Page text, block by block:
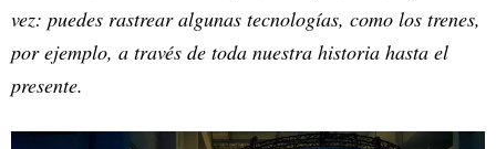
vez: puedes rastrear algunas tecnologías, como los trenes,
por ejemplo, a través de toda nuestra historia hasta el
presente.